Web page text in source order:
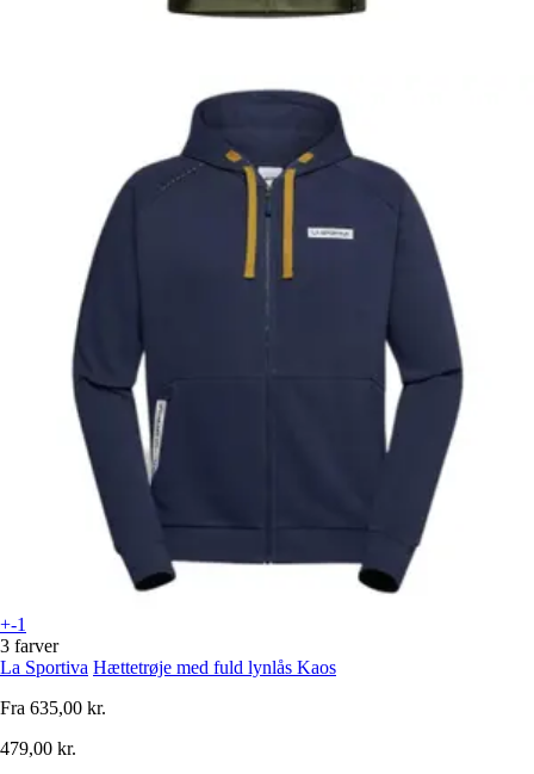
+-1
3 farver
La Sportiva Hættetrøje med fuld lynlås Kaos
Fra 635,00 kr.
479,00 kr.